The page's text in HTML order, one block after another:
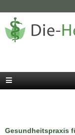
Gesundheitspraxis